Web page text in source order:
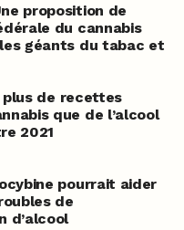
proposition de
du cannabis
géants du tabac et
plus de recettes
que de l’alcool
2021
pourrait aider
de
d’alcool